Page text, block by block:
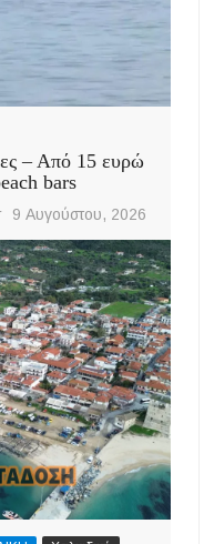
– Από 15 ευρώ
bars
9 Αυγούστου, 2026